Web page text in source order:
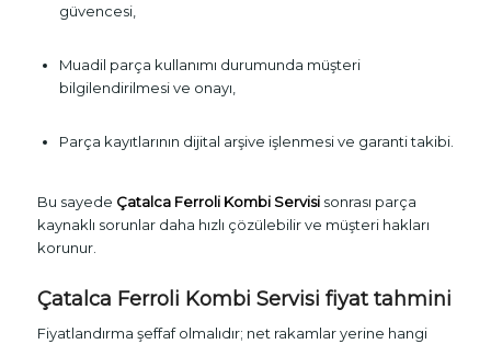
güvencesi,
Muadil parça kullanımı durumunda müşteri
bilgilendirilmesi ve onayı,
Parça kayıtlarının dijital arşive işlenmesi ve garanti takibi.
Bu sayede Çatalca Ferroli Kombi Servisisonrası parça
kaynaklı sorunlar daha hızlı çözülebilir ve müşteri hakları
korunur.
Çatalca Ferroli Kombi Servisi fiyat tahmini
Fiyatlandırma şeffaf olmalıdır; net rakamlar yerine hangi